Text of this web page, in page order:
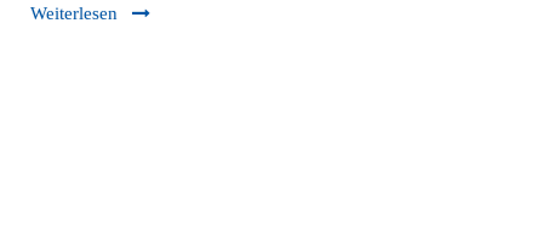
Weiterlesen